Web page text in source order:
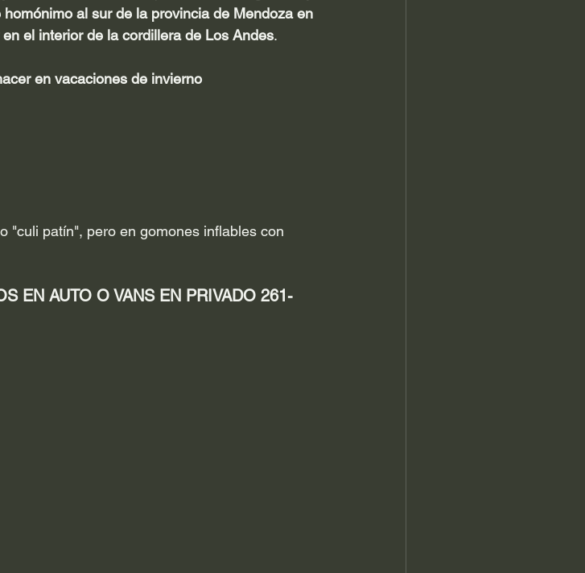
homónimo al sur de la provincia de Mendoza en
el interior de la cordillera de Los Andes.
en vacaciones de invierno
"culi patín", pero en gomones inflables con
EN AUTO O VANS EN PRIVADO 261-